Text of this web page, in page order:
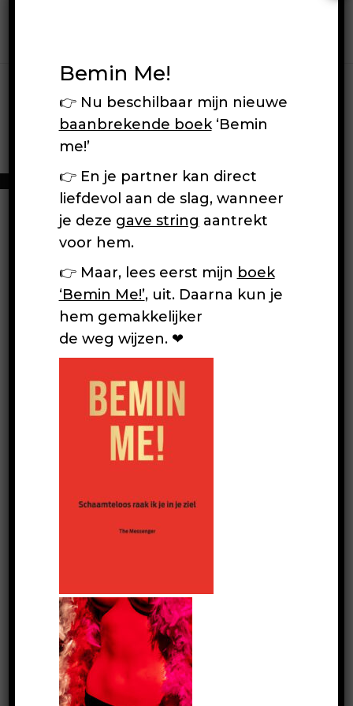
Event Organizer
Bemin Me!
👉 Nu beschilbaar mijn nieuwe
baanbrekende boek‘Bemin
me!’
👉 En je partner kan direct
liefdevol aan de slag, wanneer
je deze gave string aantrekt
voor hem.
👉 Maar, lees eerst mijn boek
‘Bemin Me!’, uit. Daarna kun je
hem gemakkelijker
de weg wijzen. ❤